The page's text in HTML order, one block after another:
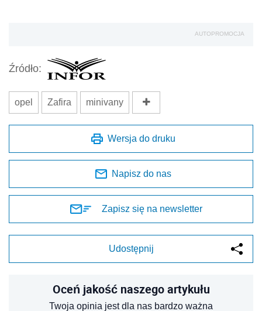
AUTOPROMOCJA
Źródło:
opel Zafira minivany
Wersja do druku
Napisz do nas
Zapisz się na newsletter
Udostępnij
Oceń jakość naszego artykułu
Twoja opinia jest dla nas bardzo ważna